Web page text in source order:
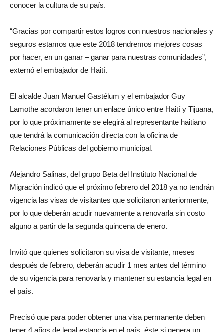
conocer la cultura de su país.
“Gracias por compartir estos logros con nuestros nacionales y
seguros estamos que este 2018 tendremos mejores cosas
por hacer, en un ganar – ganar para nuestras comunidades”,
externó el embajador de Haití.
El alcalde Juan Manuel Gastélum y el embajador Guy
Lamothe acordaron tener un enlace único entre Haití y Tijuana,
por lo que próximamente se elegirá al representante haitiano
que tendrá la comunicación directa con la oficina de
Relaciones Públicas del gobierno municipal.
Alejandro Salinas, del grupo Beta del Instituto Nacional de
Migración indicó que el próximo febrero del 2018 ya no tendrán
vigencia las visas de visitantes que solicitaron anteriormente,
por lo que deberán acudir nuevamente a renovarla sin costo
alguno a partir de la segunda quincena de enero.
Invitó que quienes solicitaron su visa de visitante, meses
después de febrero, deberán acudir 1 mes antes del término
de su vigencia para renovarla y mantener su estancia legal en
el país.
Precisó que para poder obtener una visa permanente deben
tener 4 años de legal estancia en el país, éste si genera un